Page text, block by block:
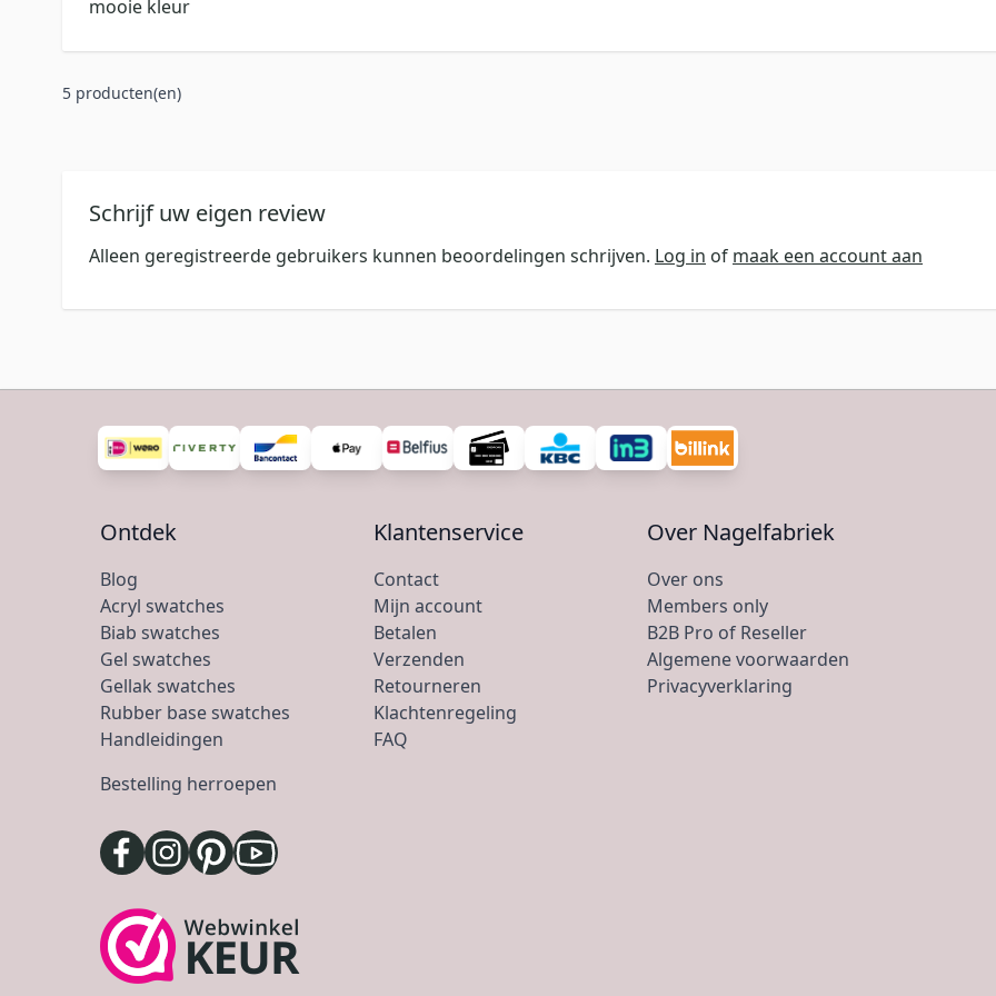
mooie kleur
5 producten(en)
Schrijf uw eigen review
Alleen geregistreerde gebruikers kunnen beoordelingen schrijven. Log in of maak een account aan
Ontdek
Blog
Acryl swatches
Biab swatches
Gel swatches
Gellak swatches
Rubber base swatches
Handleidingen
Bestelling herroepen
Klantenservice
Contact
Mijn account
Betalen
Verzenden
Retourneren
Klachtenregeling
FAQ
Over Nagelfabriek
Over ons
Members only
B2B Pro of Reseller
Algemene voorwaarden
Privacyverklaring